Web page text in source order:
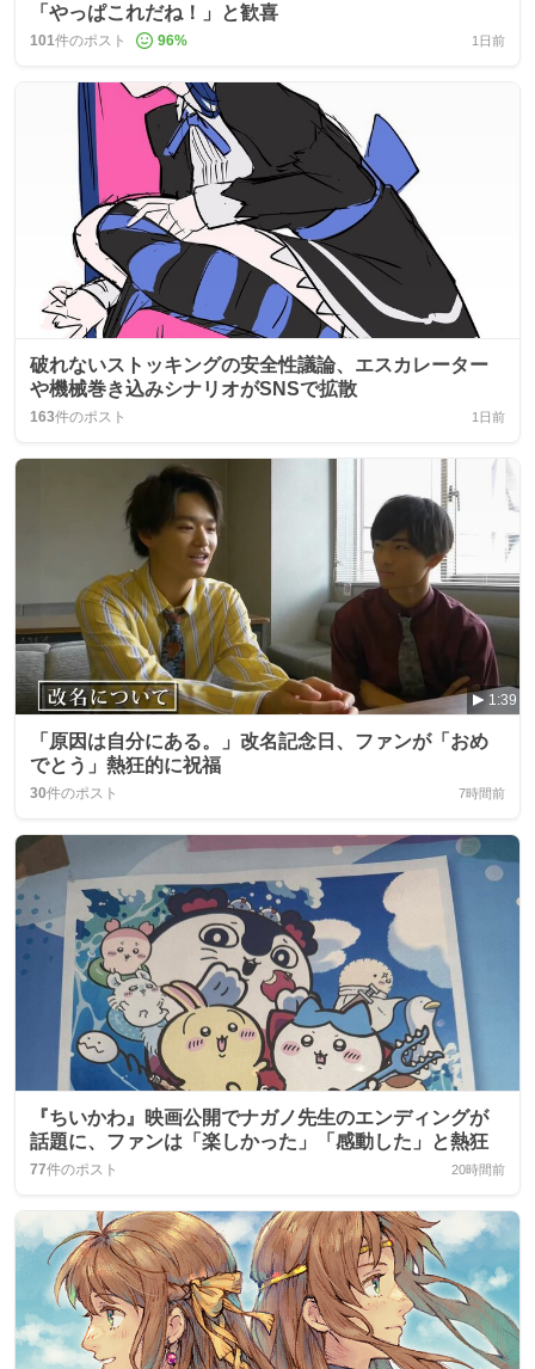
「やっぱこれだね！」と歓喜
101件のポスト 96% 1日前
破れないストッキングの安全性議論、エスカレーター
や機械巻き込みシナリオがSNSで拡散
163件のポスト 1日前
1:39
「原因は自分にある。」改名記念日、ファンが「おめ
でとう」熱狂的に祝福
30件のポスト 7時間前
『ちいかわ』映画公開でナガノ先生のエンディングが
話題に、ファンは「楽しかった」「感動した」と熱狂
77件のポスト 20時間前